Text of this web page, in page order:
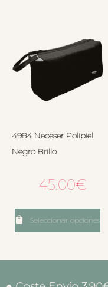
4984 Neceser Polipiel
Negro Brillo
45.00€
Seleccionar opciones